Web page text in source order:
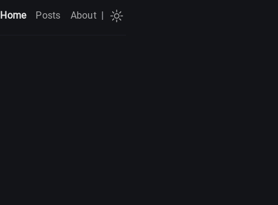
Home Posts About |